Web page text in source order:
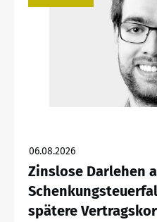
06.08.2026
Zinslose Darlehen
spätere